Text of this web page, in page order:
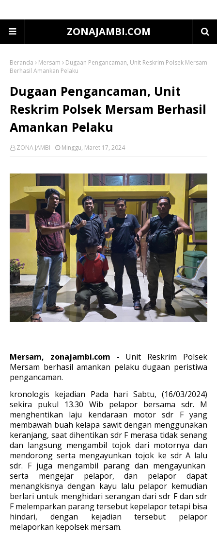
ZONAJAMBI.COM
Beranda Mersam
Dugaan Pengancaman, Unit Reskrim Polsek Mersam
Berhasil Amankan Pelaku
Dugaan Pengancaman, Unit
Reskrim Polsek Mersam Berhasil
Amankan Pelaku
ZONA JAMBI Minggu, Maret 17, 2024
Mersam, zonajambi.com - Unit Reskrim Polsek
Mersam berhasil amankan pelaku dugaan peristiwa
pengancaman.
kronologis kejadian Pada hari Sabtu, (16/03/2024)
sekira pukul 13.30 Wib pelapor bersama sdr. M
menghentikan laju kendaraan motor sdr F yang
membawah buah kelapa sawit dengan menggunakan
keranjang, saat dihentikan sdr F merasa tidak senang
dan langsung mengambil tojok dari motornya dan
mendorong serta mengayunkan tojok ke sdr A lalu
sdr. F juga mengambil parang dan mengayunkan
serta mengejar pelapor, dan pelapor dapat
menangkisnya dengan kayu lalu pelapor kemudian
berlari untuk menghidari serangan dari sdr F dan sdr
F melemparkan parang tersebut kepelapor tetapi bisa
hindari, dengan kejadian tersebut pelapor
melaporkan kepolsek mersam.